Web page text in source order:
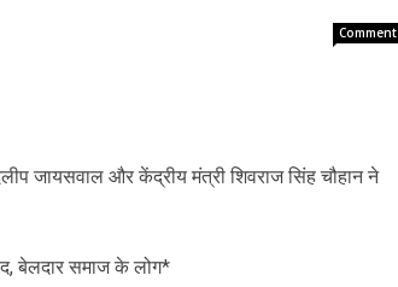
Comment
जायसवाल और केंद्रीय मंत्री शिवराज सिंह चौहान ने
बेलदार समाज के लोग*